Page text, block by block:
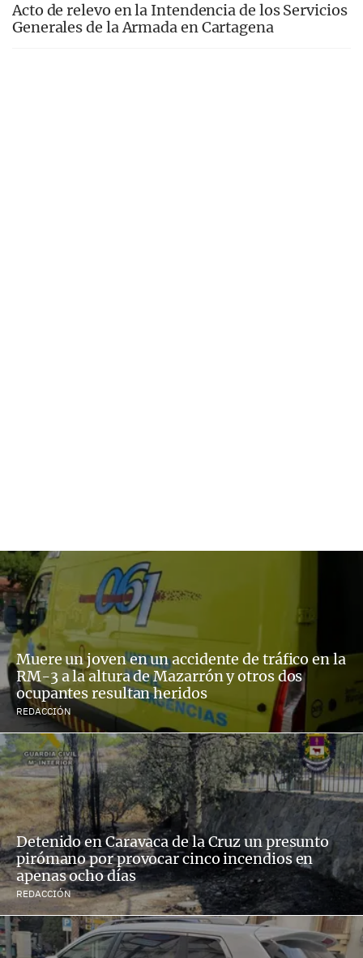
Acto de relevo en la Intendencia de los Servicios
Generales de la Armada en Cartagena
Muere un joven en un accidente de tráfico en la
RM-3 a la altura de Mazarrón y otros dos
ocupantes resultan heridos
REDACCIÓN
Detenido en Caravaca de la Cruz un presunto
pirómano por provocar cinco incendios en
apenas ocho días
REDACCIÓN